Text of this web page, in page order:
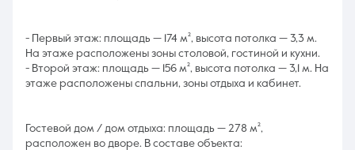
- Первый этаж: площадь — 174 м², высота потолка — 3,3 м.
На этаже расположены зоны столовой, гостиной и кухни.
- Второй этаж: площадь — 156 м², высота потолка — 3,1 м. На
этаже расположены спальни, зоны отдыха и кабинет.
Гостевой дом / дом отдыха: площадь — 278 м²,
расположен во дворе. В составе объекта: